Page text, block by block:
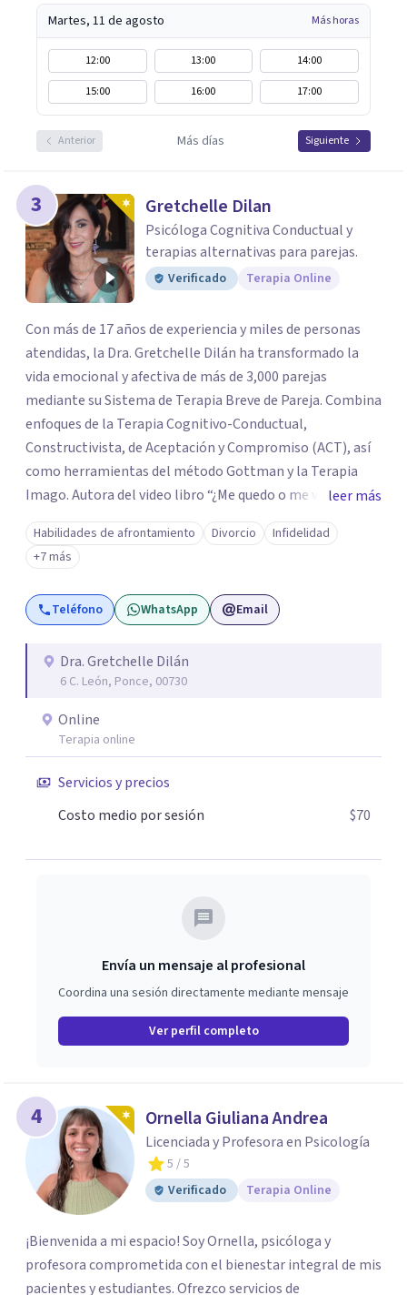
Martes, 11 de agosto Más horas
12:00 13:00
14:00
15:00
16:00 17:00
Anterior Más días Siguiente
3 Gretchelle Dilan
Psicóloga Cognitiva Conductual y
terapias alternativas para parejas.
Verificado Terapia Online
Con más de 17 años de experiencia y miles de personas
atendidas, la Dra. Gretchelle Dilán ha transformado la
vida emocional y afectiva de más de 3,000 parejas
mediante su Sistema de Terapia Breve de Pareja. Combina
enfoques de la Terapia Cognitivo-Conductual,
Constructivista, de Aceptación y Compromiso (ACT), así
como herramientas del método Gottman y la Terapia
Imago. Autora del video libro “¿Me quedo o me voy de la
relación?”, ayuda a las personas a tomar decisiones
conscientes sobre su vida afectiva. En terapia, su
compromiso es ofrecer diagnósticos precisos,
tratamientos puntuales y planes de acción
personalizados basados en evidencia científica. Desde
buscan sanar, comunicarse mejor y reconectarse
emocionalmente.
leer más
Habilidades de afrontamiento Divorcio
Infidelidad
+7 más
Teléfono WhatsApp Email
Dra. Gretchelle Dilán
6 C. León, Ponce, 00730
Online
Terapia online
Servicios y precios
Costo medio por sesión
$70
Envía un mensaje al profesional
Coordina una sesión directamente mediante mensaje
Ver perfil completo
4 Ornella Giuliana Andrea
Licenciada y Profesora en Psicología
5 / 5
Verificado
Terapia Online
¡Bienvenida a mi espacio! Soy Ornella, psicóloga y
profesora comprometida con el bienestar integral de mis
pacientes y estudiantes. Ofrezco servicios de